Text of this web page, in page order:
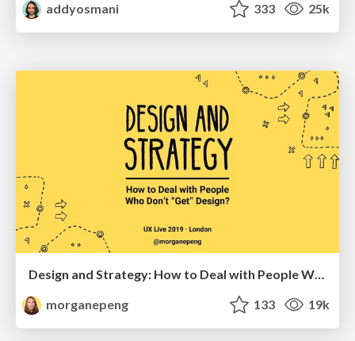
addyosmani
333 25k
morganepeng
133 19k